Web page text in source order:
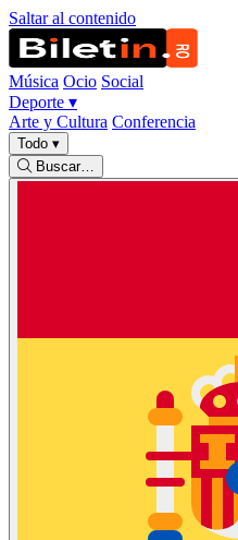
Saltar al contenido
Música Ocio Social
Deporte ▾
Arte y Cultura Conferencia
Todo ▾
Buscar…